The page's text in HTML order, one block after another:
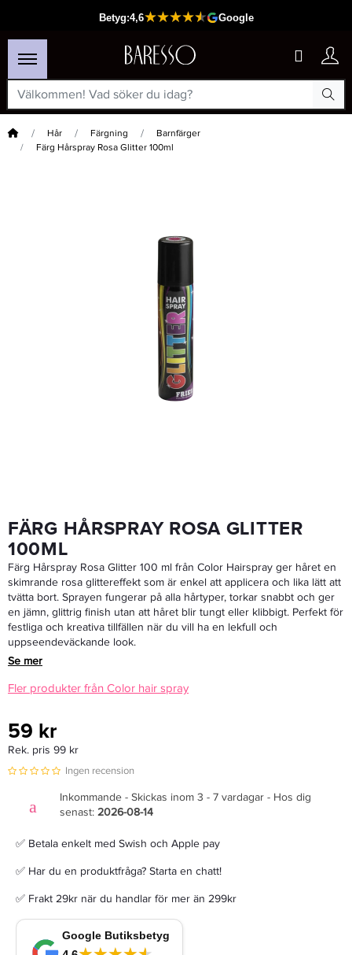
Hem Hår Färgning
Barnfärger
Färg Hårspray Rosa Glitter 100ml
Color Hair Spray Pastel Green - Färg Hårspray Pastel Grön 100ml
FÄRG HÅRSPRAY ROSA GLITTER
100ML
Färg Hårspray Rosa Glitter 100 ml från Color Hairspray ger håret en
skimrande rosa glittereffekt som är enkel att applicera och lika lätt att
tvätta bort. Sprayen fungerar på alla hårtyper, torkar snabbt och ger
en jämn, glittrig finish utan att håret blir tungt eller klibbigt. Perfekt för
festliga och kreativa tillfällen när du vill ha en lekfull och
uppseendeväckande look.
Se mer
Fler produkter från Color hair spray
59 kr
Rek. pris 99 kr
Ingen recension
Inkommande - Skickas inom 3 - 7 vardagar - Hos dig
senast: 2026-08-14
✅ Betala enkelt med Swish och Apple pay
✅ Har du en produktfråga? Starta en chatt!
✅ Frakt 29kr när du handlar för mer än 299kr